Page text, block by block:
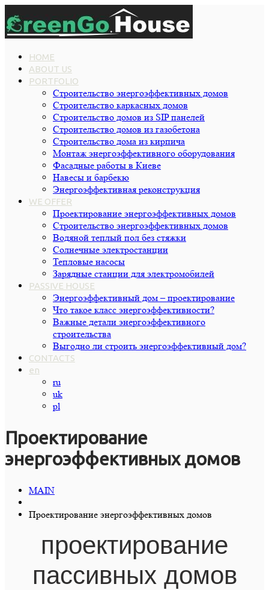
HOME
ABOUT US
PORTFOLIO
Строительство энергоэффективных домов
Строительство каркасных домов
Строительство домов из SIP панелей
Строительство домов из газобетона
Строительство дома из кирпича
Монтаж энергоэффективного оборудования
Фасадные работы в Киеве
Навесы и барбекю
Энергоэффективная реконструкция
WE OFFER
Проектирование энергоэффективных домов
Строительство энергоэффективных домов
Водяной теплый пол без стяжки
Cолнечные электростанции
Тепловые насосы
Зарядные станции для электромобилей
PASSIVE HOUSE
Энергоэффективный дом – проектирование
Что такое класс энергоэффективности?
Важные детали энергоэффективного
строительства
Выгодно ли строить энергоэффективный дом?
CONTACTS
en
ru
uk
pl
Проектирование
энергоэффективных домов
MAIN
Проектирование энергоэффективных домов
проектирование
пассивных домов